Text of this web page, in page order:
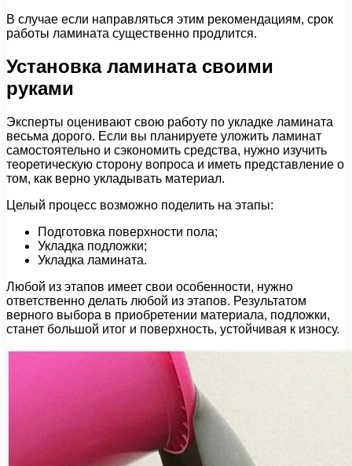
В случае если направляться этим рекомендациям, срок
работы ламината существенно продлится.
Установка ламината своими
руками
Эксперты оценивают свою работу по укладке ламината
весьма дорого. Если вы планируете уложить ламинат
самостоятельно и сэкономить средства, нужно изучить
теоретическую сторону вопроса и иметь представление о
том, как верно укладывать материал.
Целый процесс возможно поделить на этапы:
Подготовка поверхности пола;
Укладка подложки;
Укладка ламината.
Любой из этапов имеет свои особенности, нужно
ответственно делать любой из этапов. Результатом
верного выбора в приобретении материала, подложки,
станет большой итог и поверхность, устойчивая к износу.